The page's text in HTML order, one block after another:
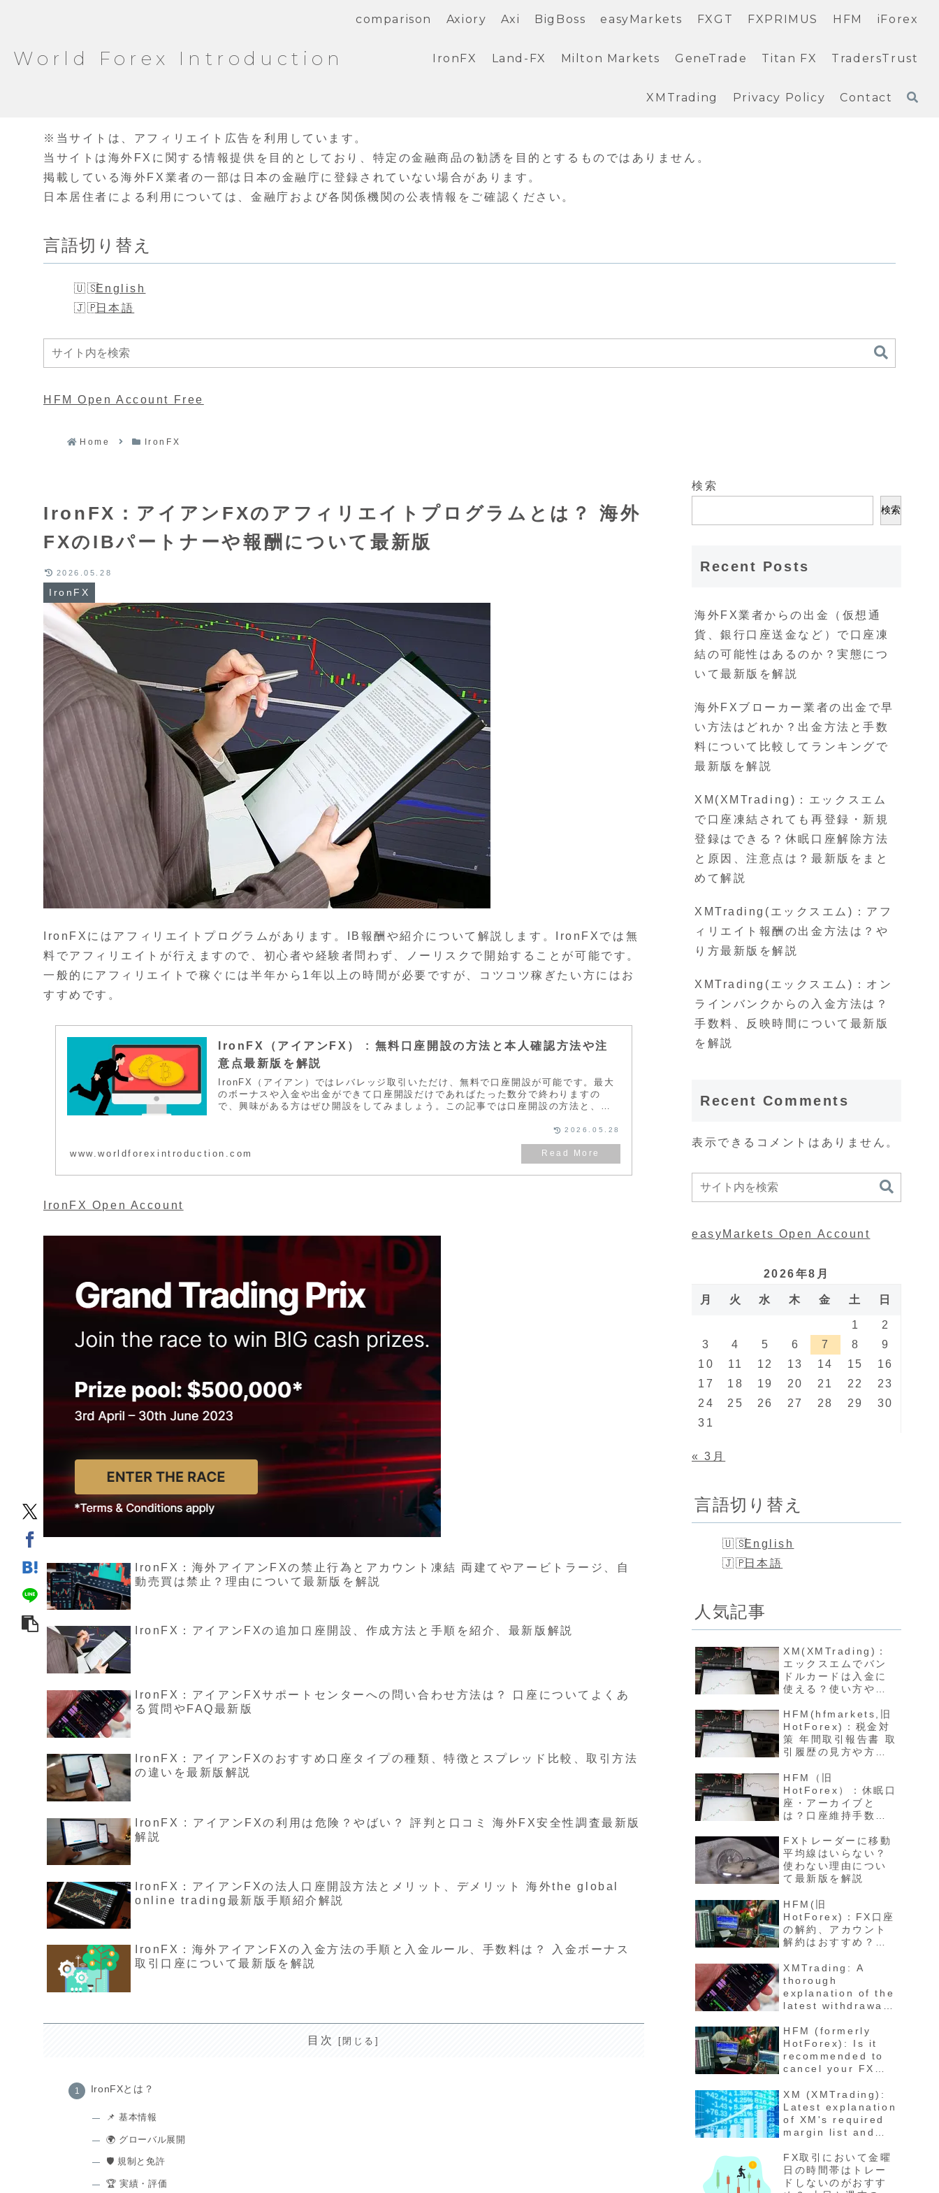
World Forex Introduction
comparison Axiory Axi BigBoss easyMarkets FXGT FXPRIMUS HFM iForex
IronFX Land-FX Milton Markets GeneTrade Titan FX TradersTrust
XMTrading Privacy Policy Contact
※当サイトは、アフィリエイト広告を利用しています。
当サイトは海外FXに関する情報提供を目的としており、特定の金融商品の勧誘を目的とするものではありません。
掲載している海外FX業者の一部は日本の金融庁に登録されていない場合があります。
日本居住者による利用については、金融庁および各関係機関の公表情報をご確認ください。
言語切り替え
English
日本語
HFM Open Account Free
Home IronFX
IronFX：アイアンFXのアフィリエイトプログラムとは？ 海外
FXのIBパートナーや報酬について最新版
IronFX
2026.05.28
IronFXにはアフィリエイトプログラムがあります。IB報酬や紹介について解説します。IronFXでは無
料でアフィリエイトが行えますので、初心者や経験者問わず、ノーリスクで開始することが可能です。
一般的にアフィリエイトで稼ぐには半年から1年以上の時間が必要ですが、コツコツ稼ぎたい方にはお
すすめです。
IronFX（アイアンFX） : 無料口座開設の方法と本人確認方法や注
意点最新版を解説
IronFX（アイアン）ではレバレッジ取引いただけ、無料で口座開設が可能です。最大
のボーナスや入金や出金ができて口座開設だけであればたった数分で終わりますの
で、興味がある方はぜひ開設をしてみましょう。この記事では口座開設の方法と、そ
www.worldforexintroduction.com
2026.05.28
IronFX Open Account
IronFX：海外アイアンFXの禁止行為とアカウント凍結 両建てやアービトラージ、自
動売買は禁止？理由について最新版を解説
IronFX：アイアンFXの追加口座開設、作成方法と手順を紹介、最新版解説
IronFX：アイアンFXサポートセンターへの問い合わせ方法は？ 口座についてよくあ
る質問やFAQ最新版
IronFX：アイアンFXのおすすめ口座タイプの種類、特徴とスプレッド比較、取引方法
の違いを最新版解説
IronFX : アイアンFXの利用は危険？やばい？ 評判と口コミ 海外FX安全性調査最新版
解説
IronFX：アイアンFXの法人口座開設方法とメリット、デメリット 海外the global
online trading最新版手順紹介解説
IronFX：海外アイアンFXの入金方法の手順と入金ルール、手数料は？ 入金ボーナス
取引口座について最新版を解説
目次
IronFXとは？
📌 基本情報
🌍 グローバル展開
🛡️ 規制と免許
🏆 実績・評価
検索
検索
Recent Posts
海外FX業者からの出金（仮想通
貨、銀行口座送金など）で口座凍
結の可能性はあるのか？実態につ
いて最新版を解説
海外FXブローカー業者の出金で早
い方法はどれか？出金方法と手数
料について比較してランキングで
最新版を解説
XM(XMTrading)：エックスエム
で口座凍結されても再登録・新規
登録はできる？休眠口座解除方法
と原因、注意点は？最新版をまと
めて解説
XMTrading(エックスエム)：アフ
ィリエイト報酬の出金方法は？や
り方最新版を解説
XMTrading(エックスエム)：オン
ラインバンクからの入金方法は？
手数料、反映時間について最新版
を解説
Recent Comments
表示できるコメントはありません。
easyMarkets Open Account
2026年8月
月 火 水 木 金 土 日
1
2
3
4 5 6 7 8
9
10
11 12 13 14 15
16
17
18 19 20 21 22
23
24
25 26 27 28 29
30
31
« 3月
言語切り替え
English
日本語
人気記事
XM(XMTrading)：
エックスエムでバン
ドルカードは入金に
使える？使い方や反
版を解説
HFM(hfmarkets,旧
HotForex)：税金対
策 年間取引報告書 取
引履歴の見方や方法
説
HFM（旧
HotForex）：休眠口
座・アーカイブと
は？口座維持手数料
最新版を解説
FXトレーダーに移動
平均線はいらない？
使わない理由につい
て最新版を解説
HFM(旧
HotForex)：FX口座
の解約、アカウント
解約はおすすめ？退
版徹底解説
XMTrading: A
thorough
explanation of the
latest withdrawal
procedures, fees,
and number of
days for funds to
arrive
HFM (formerly
HotForex): Is it
recommended to
cancel your FX
cancel your
account - Latest
detailed
explanation
XM (XMTrading):
Latest explanation
of XM's required
margin list and
calculation
method for each
stock
FX取引において金曜
日の時間帯はトレー
ドしないのがおすす